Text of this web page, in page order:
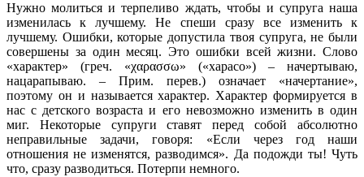
Нужно молиться и терпеливо ждать, чтобы и супруга наша
изменилась к лучшему. Не спеши сразу все изменить к
лучшему. Ошибки, которые допустила твоя супруга, не были
совершены за один месяц. Это ошибки всей жизни. Слово
«характер» (греч. «χαρασσω» («харасо») – начертываю,
нацарапываю. – Прим. перев.) означает «начертание»,
поэтому он и называется характер. Характер формируется в
нас с детского возраста и его невозможно изменить в один
миг. Некоторые супруги ставят перед собой абсолютно
неправильные задачи, говоря: «Если через год наши
отношения не изменятся, разводимся». Да подожди ты! Чуть
что, сразу разводиться. Потерпи немного.